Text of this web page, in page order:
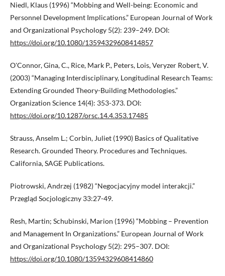
Niedl, Klaus (1996) “Mobbing and Well-being: Economic and
Personnel Development Implications.” European Journal of Work
and Organizational Psychology 5(2): 239–249. DOI:
https://doi.org/10.1080/13594329608414857
O'Connor, Gina, C., Rice, Mark P., Peters, Lois, Veryzer Robert, V.
(2003) “Managing Interdisciplinary, Longitudinal Research Teams:
Extending Grounded Theory-Building Methodologies.”
Organization Science 14(4): 353-373. DOI:
https://doi.org/10.1287/orsc.14.4.353.17485
Strauss, Anselm L.; Corbin, Juliet (1990) Basics of Qualitative
Research. Grounded Theory. Procedures and Techniques.
California, SAGE Publications.
Piotrowski, Andrzej (1982) “Negocjacyjny model interakcji.”
Przegląd Socjologiczny 33:27-49.
Resh, Martin; Schubinski, Marion (1996) “Mobbing – Prevention
and Management In Organizations.” European Journal of Work
and Organizational Psychology 5(2): 295–307. DOI:
https://doi.org/10.1080/13594329608414860